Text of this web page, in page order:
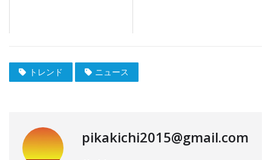
トレンド ニュース
pikakichi2015@gmail.com